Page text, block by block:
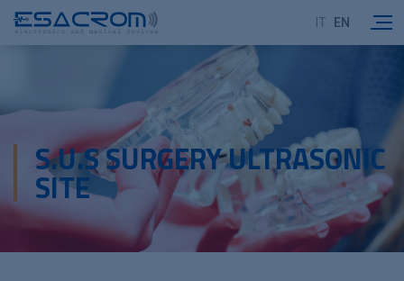
IT EN
S.U.S SURGERY ULTRASONIC
SITE